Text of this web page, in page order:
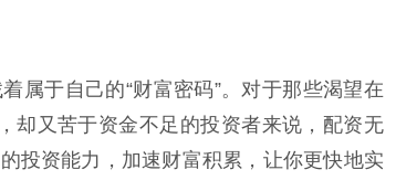
属于自己的“财富密码”。对于那些渴望在
却又苦于资金不足的投资者来说，配资无
投资能力，加速财富积累，让你更快地实